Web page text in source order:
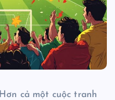
cả một cuộc tranh